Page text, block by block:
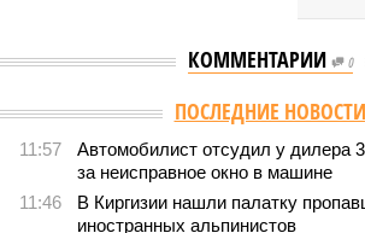
КОММЕНТАРИИ 0
Версия //Конфликт // В нескольких станциях от
«Сказочного леса» пайщики ЖК «Станция Л»
компании Capital Group начала реальной
«Станция ожидания» для